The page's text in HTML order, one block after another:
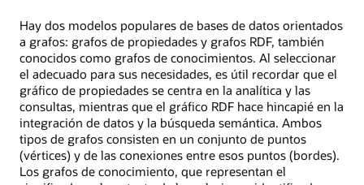
transferencias
financieras
y
el
código
SQL
correspondiente.
Hay dos modelos populares de bases de datos orientados
a grafos: grafos de propiedades y grafos RDF, también
conocidos como grafos de conocimientos. Al seleccionar
el adecuado para sus necesidades, es útil recordar que el
gráfico de propiedades se centra en la analítica y las
consultas, mientras que el gráfico RDF hace hincapié en la
integración de datos y la búsqueda semántica. Ambos
tipos de grafos consisten en un conjunto de puntos
(vértices) y de las conexiones entre esos puntos (bordes).
Los grafos de conocimiento, que representan el